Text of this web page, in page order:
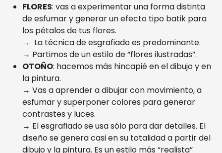
FLORES: vas a experimentar una forma distinta
de esfumar y generar un efecto tipo batik para
los pétalos de tus flores.
→ La técnica de esgrafiado es predominante.
→ Partimos de un estilo de “flores ilustradas”.
OTOÑO: hacemos más hincapié en el dibujo y en
la pintura.
→ Vas a aprender a dibujar con movimiento, a
esfumar y superponer colores para generar
contrastes y luces.
→ El esgrafiado se usa sólo para dar detalles. El
diseño se genera casi en su totalidad a partir del
dibujo y la pintura. Es un estilo más “realista”